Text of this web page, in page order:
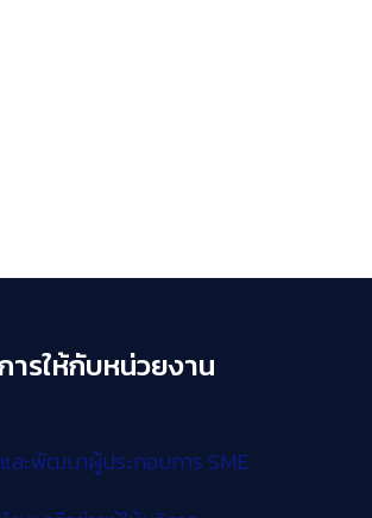
ารให้กับหน่วยงาน
ละพัฒนาผู้ประกอบการ SME